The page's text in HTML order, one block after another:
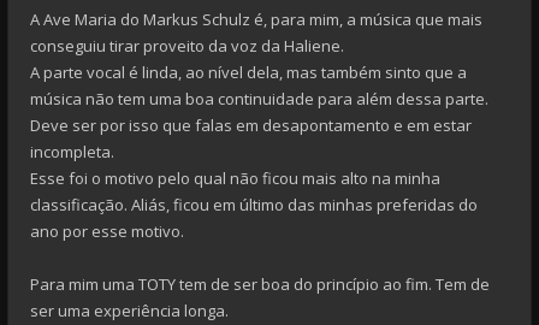
A Ave Maria do Markus Schulz é, para mim, a música que mais
conseguiu tirar proveito da voz da Haliene.
A parte vocal é linda, ao nível dela, mas também sinto que a
música não tem uma boa continuidade para além dessa parte.
Deve ser por isso que falas em desapontamento e em estar
incompleta.
Esse foi o motivo pelo qual não ficou mais alto na minha
classificação. Aliás, ficou em último das minhas preferidas do
ano por esse motivo.
Para mim uma TOTY tem de ser boa do princípio ao fim. Tem de
ser uma experiência longa.